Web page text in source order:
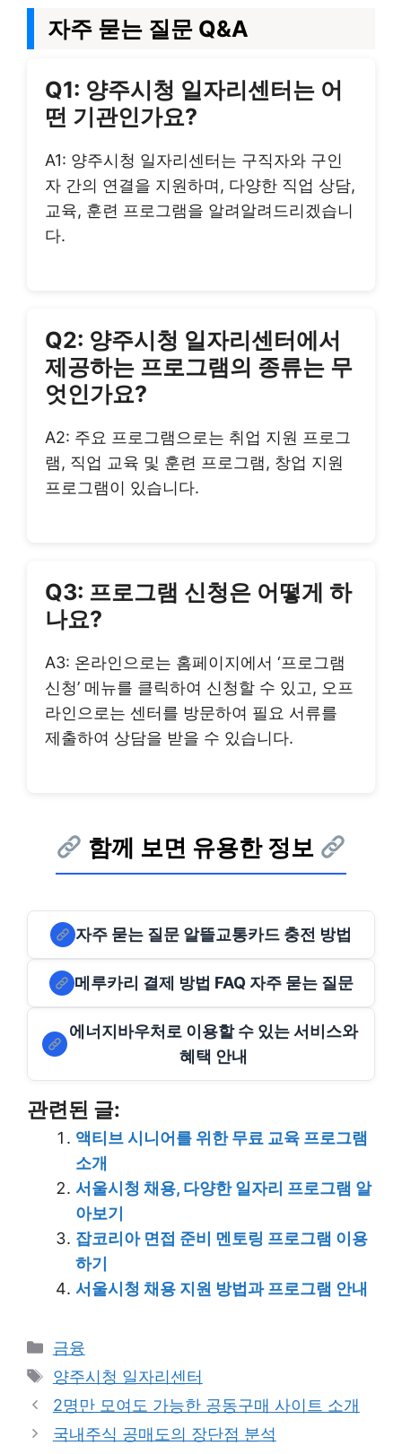
자주 묻는 질문 Q&A
Q1: 양주시청 일자리센터는 어
떤 기관인가요?
A1: 양주시청 일자리센터는 구직자와 구인
자 간의 연결을 지원하며, 다양한 직업 상담,
교육, 훈련 프로그램을 알려알려드리겠습니
다.
Q2: 양주시청 일자리센터에서
제공하는 프로그램의 종류는 무
엇인가요?
A2: 주요 프로그램으로는 취업 지원 프로그
램, 직업 교육 및 훈련 프로그램, 창업 지원
프로그램이 있습니다.
Q3: 프로그램 신청은 어떻게 하
나요?
A3: 온라인으로는 홈페이지에서 ‘프로그램
신청’ 메뉴를 클릭하여 신청할 수 있고, 오프
라인으로는 센터를 방문하여 필요 서류를
제출하여 상담을 받을 수 있습니다.
함께 보면 유용한 정보
자주 묻는 질문 알뜰교통카드 충전 방법
메루카리 결제 방법 FAQ 자주 묻는 질문
에너지바우처로 이용할 수 있는 서비스와
혜택 안내
관련된 글:
액티브 시니어를 위한 무료 교육 프로그램
소개
서울시청 채용, 다양한 일자리 프로그램 알
아보기
잡코리아 면접 준비 멘토링 프로그램 이용
하기
서울시청 채용 지원 방법과 프로그램 안내
Categories
금융
Tags
양주시청 일자리센터
2명만 모여도 가능한 공동구매 사이트 소개
국내주식 공매도의 장단점 분석